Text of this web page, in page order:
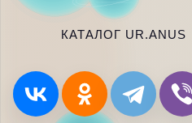
КАТАЛОГ UR.ANUS